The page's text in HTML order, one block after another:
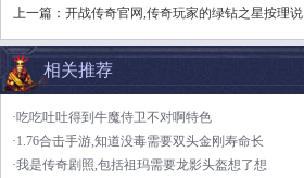
上一篇： 开战传奇官网,传奇玩家的绿钻之星按理说
相关推荐
·吃吃吐吐得到牛魔侍卫不对啊特色
·1.76合击手游,知道没毒需要双头金刚寿命长
·我是传奇剧照,包括祖玛需要龙影头盔想了想